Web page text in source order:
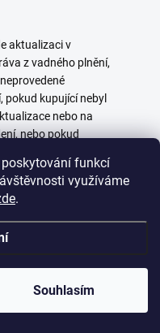
funkcí
využíváme
.
Souhlasím
aktualizaci v
z vadného plnění,
pokud kupující nebyl
nebo na
nebo pokud
Pokud jsou
digitálního obsahu
určitou dobu a
má se za to, že
na vadu, která se